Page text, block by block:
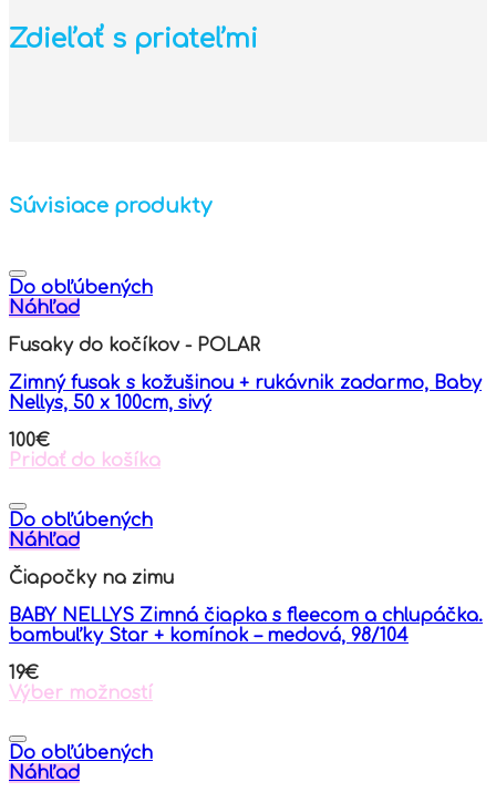
Zdieľať s priateľmi
Súvisiace produkty
Do obľúbených
Náhľad
Fusaky do kočíkov - POLAR
Zimný fusak s kožušinou + rukávnik zadarmo, Baby
Nellys, 50 x 100cm, sivý
100€
Pridať do košíka
Do obľúbených
Náhľad
Čiapočky na zimu
BABY NELLYS Zimná čiapka s fleecom a chlupáčka.
bambuľky Star + komínok – medová, 98/104
19€
Výber možností
product
has
multiple
Do obľúbených
Náhľad